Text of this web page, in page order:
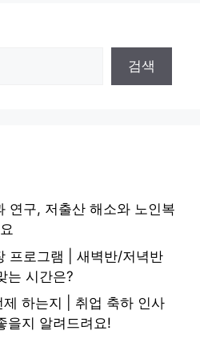
검색
연구, 저출산 해소와 노인복
프로그램 | 새벽반/저녁반
는 시간은?
하는지 | 취업 축하 인사
을지 알려드려요!